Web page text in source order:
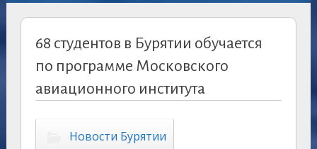
68 студентов в Бурятии обучается
по программе Московского
авиационного института
Новости Бурятии